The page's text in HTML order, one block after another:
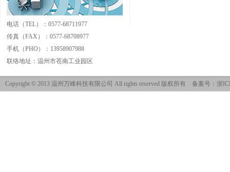
电话（TEL）：0577-68711977
传真（FAX）：0577-68708977
手机（PHO）：13958907988
联络地址： 温州市苍南工业园区
Copyright © 2013 温州万峰科技有限公司 All rights reserved 版权所有 备案号： 浙